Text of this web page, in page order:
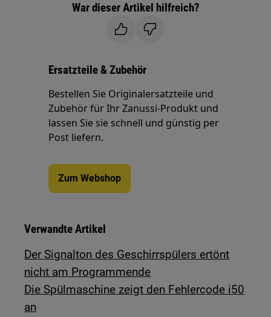
War dieser Artikel hilfreich?
Ersatzteile & Zubehör
Bestellen Sie Originalersatzteile und
Zubehör für Ihr Zanussi-Produkt und
lassen Sie sie schnell und günstig per
Post liefern.
Zum Webshop
Verwandte Artikel
Der Signalton des Geschirrspülers ertönt
nicht am Programmende
Die Spülmaschine zeigt den Fehlercode i50
an